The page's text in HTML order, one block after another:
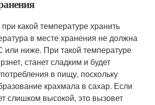
какой температуре хранить
в месте хранения не должна
или ниже. При такой температуре
станет сладким и будет
в пищу, поскольку
крахмала в сахар. Если
слишком высокой, это вызовет